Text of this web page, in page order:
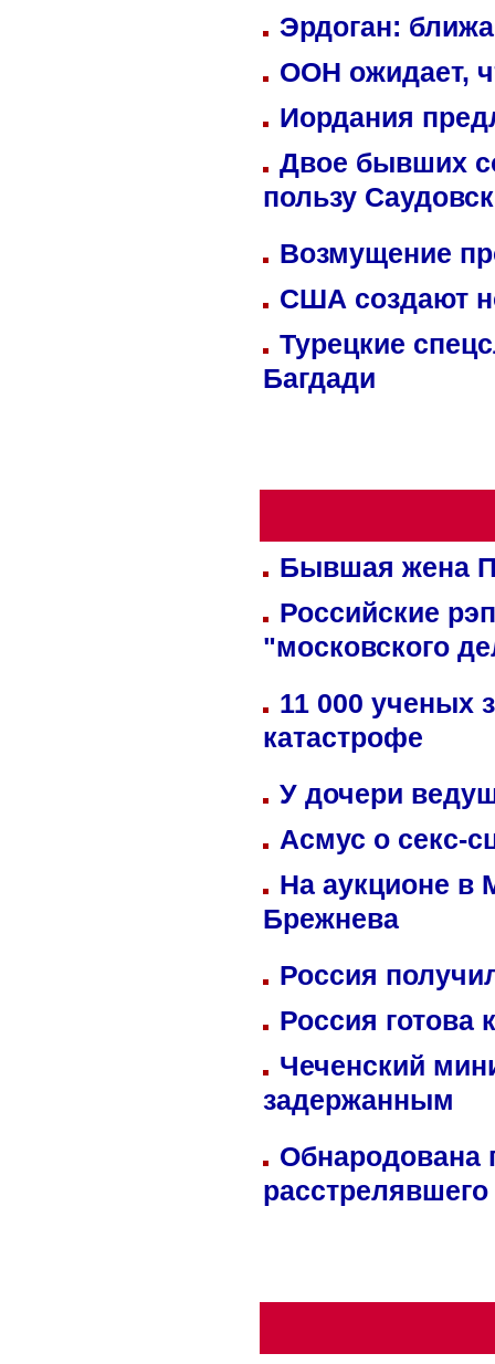
Эрдоган:
ООН ожидает,
Иордания
Двое бывших
пользу
Возмущение
США создают
Турецкие
Багдади
Бывшая жена
Российские
"московского
11 000 ученых
катастрофе
У дочери
Асмус о секс-
На аукционе в
Брежнева
Россия
Россия готова
Чеченский
задержанным
Обнародована